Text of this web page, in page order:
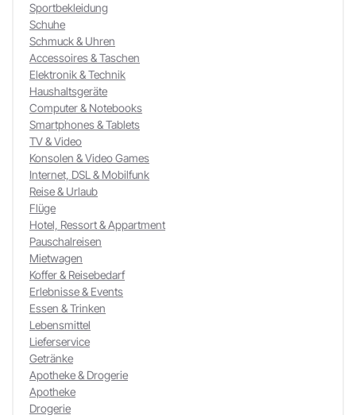
Sportbekleidung
Schuhe
Schmuck & Uhren
Accessoires & Taschen
Elektronik & Technik
Haushaltsgeräte
Computer & Notebooks
Smartphones & Tablets
TV & Video
Konsolen & Video Games
Internet, DSL & Mobilfunk
Reise & Urlaub
Flüge
Hotel, Ressort & Appartment
Pauschalreisen
Mietwagen
Koffer & Reisebedarf
Erlebnisse & Events
Essen & Trinken
Lebensmittel
Lieferservice
Getränke
Apotheke & Drogerie
Apotheke
Drogerie